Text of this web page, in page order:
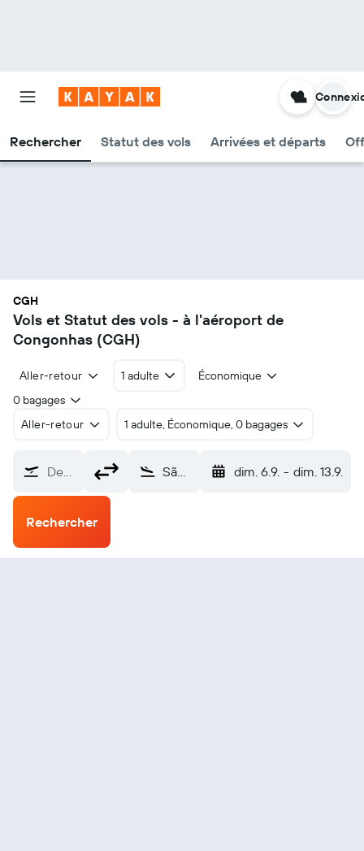
Rechercher Statut des vols Arrivées et départs
CGH
Vols et Statut des vols - à l'aéroport de
Congonhas (CGH)
Aller-retour 1 adulte
Économique
0 bagages
Aller-retour
1 adulte, Économique, 0 bagages
De… São Paulo Aéroport de Congonhas (CGH) dim. 6.9. - dim. 13.9.
Rechercher